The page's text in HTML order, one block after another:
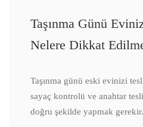
Taşınma Günü
Nelere Dikkat
Taşınma günü eski evinizi
sayaç kontrolü ve anahtar
doğru şekilde yapmak